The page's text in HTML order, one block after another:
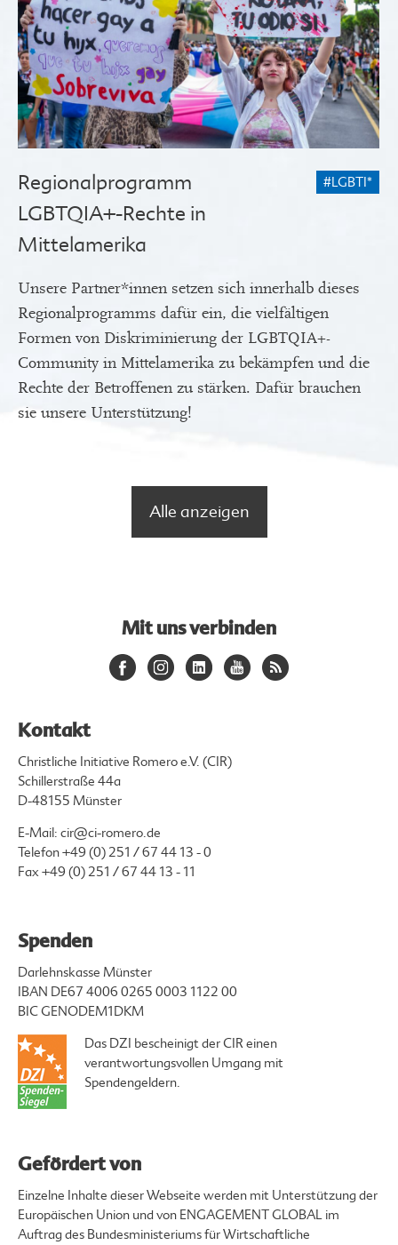
#LGBTI*
Regionalprogramm
LGBTQIA+-Rechte in
Mittelamerika
Unsere Partner*innen setzen sich innerhalb dieses
Regionalprogramms dafür ein, die vielfältigen
Formen von Diskriminierung der LGBTQIA+-
Community in Mittelamerika zu bekämpfen und die
Rechte der Betroffenen zu stärken. Dafür brauchen
sie unsere Unterstützung!
Alle anzeigen
Mit uns verbinden
Kontakt
Christliche Initiative Romero e.V. (CIR)
Schillerstraße 44a
D-48155 Münster
E-Mail: cir@ci-romero.de
Telefon+49 (0) 251 / 67 44 13 - 0
Fax +49 (0) 251 / 67 44 13 - 11
Spenden
Darlehnskasse Münster
IBAN DE67 4006 0265 0003 1122 00
BIC GENODEM1DKM
Das DZI bescheinigt der CIR einen
verantwortungsvollen Umgang mit
Spendengeldern.
Gefördert von
Einzelne Inhalte dieser Webseite werden mit Unterstützung der
Europäischen Union und von ENGAGEMENT GLOBAL im
Auftrag des Bundesministeriums für Wirtschaftliche